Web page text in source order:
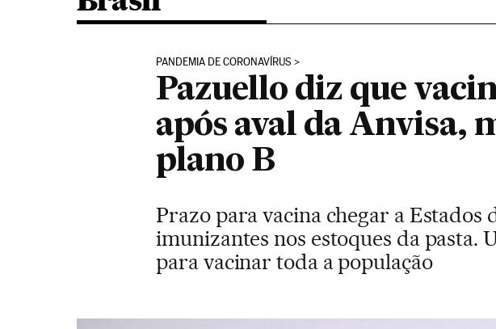
PANDEMIA DE CORONAVÍRUS
Pazuello diz que
após aval da Anvisa,
plano B
Prazo para vacina chegar a Estados
imunizantes nos estoques da pasta.
para vacinar toda a população